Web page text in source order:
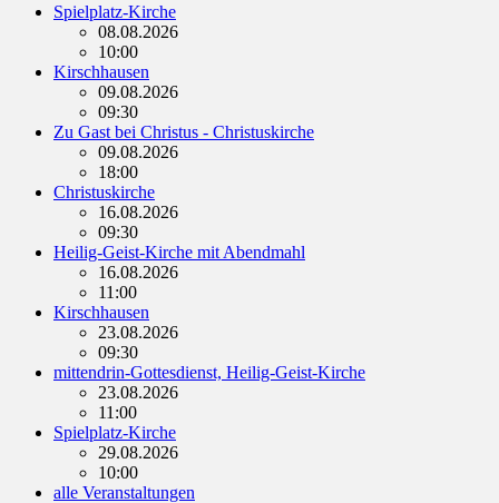
Spielplatz-Kirche
08.08.2026
10:00
Kirschhausen
09.08.2026
09:30
Zu Gast bei Christus - Christuskirche
09.08.2026
18:00
Christuskirche
16.08.2026
09:30
Heilig-Geist-Kirche mit Abendmahl
16.08.2026
11:00
Kirschhausen
23.08.2026
09:30
mittendrin-Gottesdienst, Heilig-Geist-Kirche
23.08.2026
11:00
Spielplatz-Kirche
29.08.2026
10:00
alle Veranstaltungen